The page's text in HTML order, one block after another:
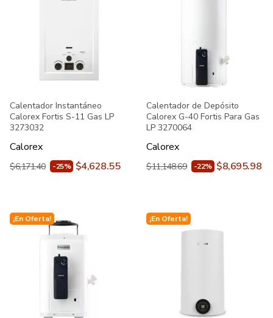
Calentador Instantáneo
Calorex Fortis S-11 Gas LP
3273032
Calorex
$6,171.40 -25% $4,628.55
Calentador de Depósito
Calorex G-40 Fortis Para Gas
LP 3270064
Calorex
$11,148.69 -22% $8,695.98
¡En Oferta! ¡En Oferta!